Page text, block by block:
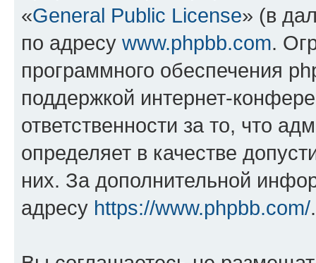
«General Public License» (в
по адресу www.phpbb.com.
программного обеспечения
поддержкой интернет-
ответственности за то, что
определяет в качестве
них. За дополнительной
адресу https://www.phpbb.com/.